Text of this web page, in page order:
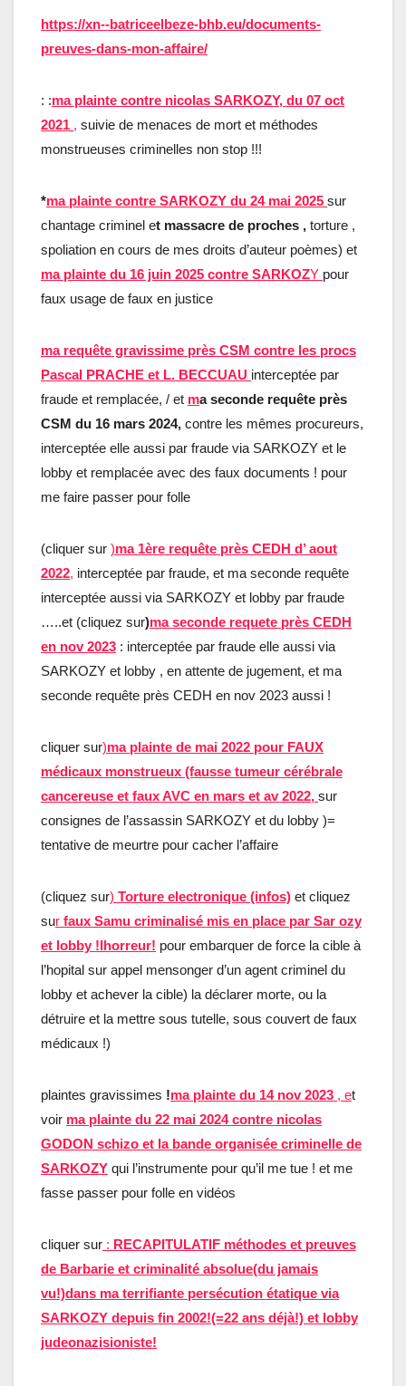
https://xn--batriceelbeze-bhb.eu/documents-
preuves-dans-mon-affaire/
: :ma plainte contre nicolas SARKOZY, du 07 oct
2021 , suivie de menaces de mort et méthodes
monstrueuses criminelles non stop !!!
*ma plainte contre SARKOZY du 24 mai 2025 sur
chantage criminel et massacre de proches , torture ,
spoliation en cours de mes droits d’auteur poèmes) et
ma plainte du 16 juin 2025 contre SARKOZY pour
faux usage de faux en justice
ma requête gravissime près CSM contre les procs
Pascal PRACHE et L. BECCUAU interceptée par
fraude et remplacée, / et ma seconde requête près
CSM du 16 mars 2024, contre les mêmes procureurs,
interceptée elle aussi par fraude via SARKOZY et le
lobby et remplacée avec des faux documents ! pour
me faire passer pour folle
(cliquer sur )ma 1ère requête près CEDH d’ aout
2022, interceptée par fraude, et ma seconde requête
interceptée aussi via SARKOZY et lobby par fraude
…..et (cliquez sur)ma seconde requete près CEDH
en nov 2023 : interceptée par fraude elle aussi via
SARKOZY et lobby , en attente de jugement, et ma
seconde requête près CEDH en nov 2023 aussi !
cliquer sur)ma plainte de mai 2022 pour FAUX
médicaux monstrueux (fausse tumeur cérébrale
cancereuse et faux AVC en mars et av 2022, sur
consignes de l’assassin SARKOZY et du lobby )=
tentative de meurtre pour cacher l’affaire
(cliquez sur) Torture electronique (infos) et cliquez
sur faux Samu criminalisé mis en place par Sar ozy
et lobby !lhorreur! pour embarquer de force la cible à
l’hopital sur appel mensonger d’un agent criminel du
lobby et achever la cible) la déclarer morte, ou la
détruire et la mettre sous tutelle, sous couvert de faux
médicaux !)
plaintes gravissimes !ma plainte du 14 nov 2023 , et
voir ma plainte du 22 mai 2024 contre nicolas
GODON schizo et la bande organisée criminelle de
SARKOZY qui l’instrumente pour qu’il me tue ! et me
fasse passer pour folle en vidéos
cliquer sur : RECAPITULATIF méthodes et preuves
de Barbarie et criminalité absolue(du jamais
vu!)dans ma terrifiante persécution étatique via
SARKOZY depuis fin 2002!(=22 ans déjà!) et lobby
judeonazisioniste!